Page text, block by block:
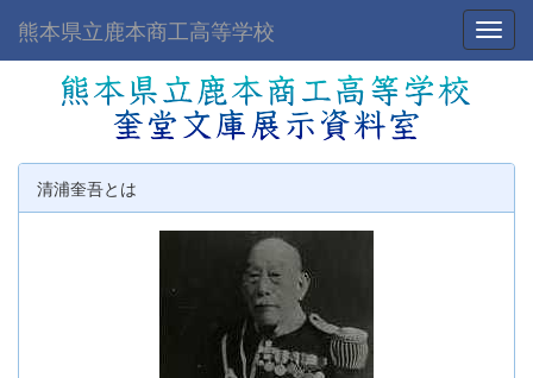
熊本県立鹿本商工高等学校
清浦奎吾とは